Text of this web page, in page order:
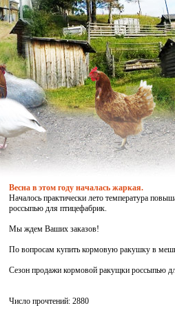
Весна в этом году началась жаркая.
Началось практически лето температура
россыпью для птицефабрик.
Мы ждем Ваших заказов!
По вопросам купить кормовую ракушку в
Сезон продажи кормовой ракущки россыпью
Число прочтений: 2880